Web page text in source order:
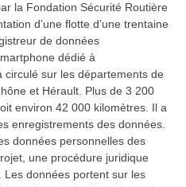
la Fondation Sécurité Routière
d’une flotte d’une trentaine
de données
dédié à
circulé sur les départements de
et Hérault. Plus de 3 200
environ 42 000 kilomètres. Il a
enregistrements des données.
données personnelles des
une procédure juridique
données portent sur les